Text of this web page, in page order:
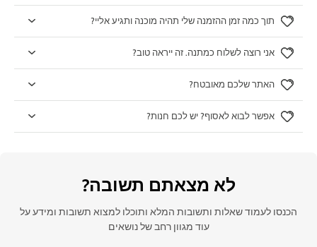
תוך כמה זמן ההזמנה שלי תהיה מוכנה ותגיע אליי?
אני רוצה לשלוח כמתנה. זה ייראה טוב?
האתר שלכם מאובטח?
אפשר לבוא לאסוף? יש לכם חנות?
לא מצאתם תשובה?
הכנסו לעמוד שאלות ותשובות המלא ותוכלו למצוא תשובות ומידע על
עוד מגוון רחב של נושאים